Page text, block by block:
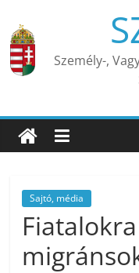
content
Személy-,
Sajtó, média